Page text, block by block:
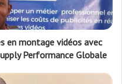
en montage vidéos avec
Performance Globale